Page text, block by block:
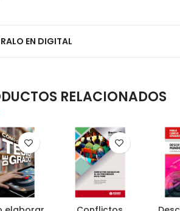
EN DIGITAL
RELACIONADOS